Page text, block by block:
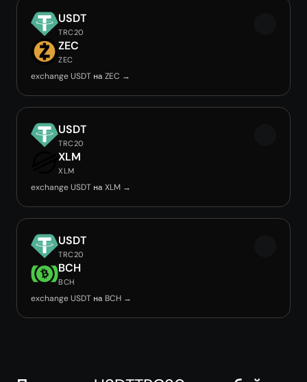
USDT
TRC20
ZEC
ZEC
exchange USDT на ZEC →
USDT
TRC20
XLM
XLM
exchange USDT на XLM →
USDT
TRC20
BCH
BCH
exchange USDT на BCH →